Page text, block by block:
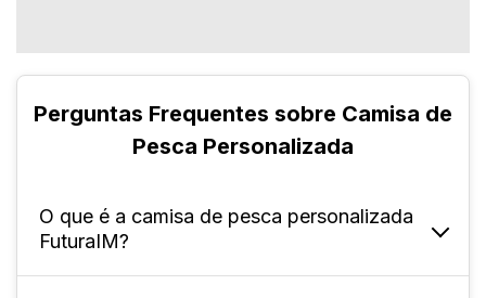
Perguntas Frequentes sobre Camisa de
Pesca Personalizada
O que é a camisa de pesca personalizada
FuturaIM?